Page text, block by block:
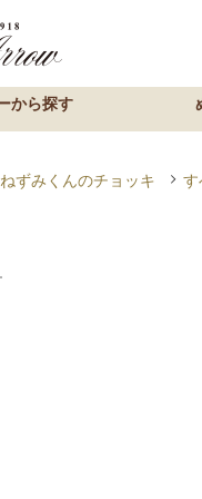
ねずみくんのチョッキ す